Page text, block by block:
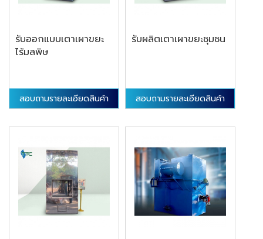
รับออกแบบเตาเผาขยะ
ไร้มลพิษ
สอบถามรายละเอียดสินค้า
รับผลิตเตาเผาขยะชุมชน
สอบถามรายละเอียดสินค้า